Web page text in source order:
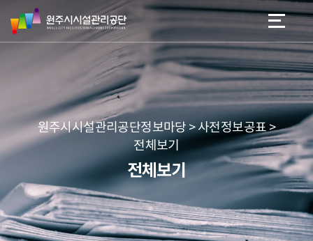
네
본문 바로가기
메뉴 바로가기
원
주
시
리
공
단
원주시시설관리공단정보마당 > 사전정보공표 >
전체보기
전체보기